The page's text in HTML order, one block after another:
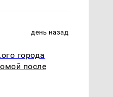
день назад
города
после